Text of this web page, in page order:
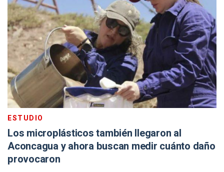
ESTUDIO
Los microplásticos también llegaron al
Aconcagua y ahora buscan medir cuánto daño
provocaron